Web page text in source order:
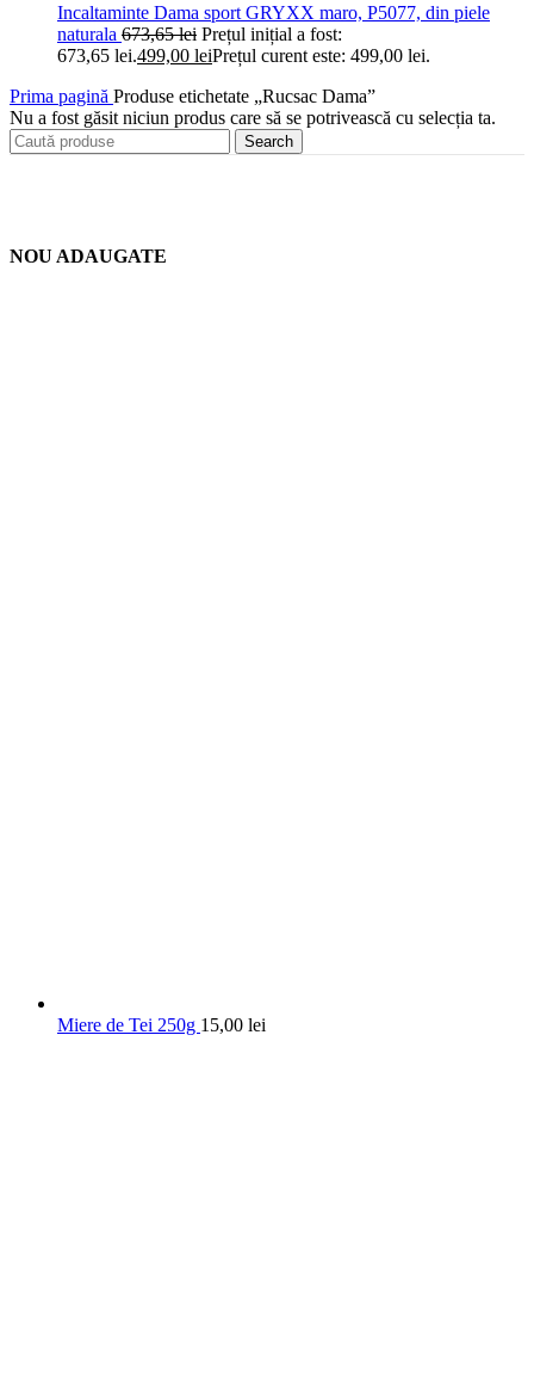
Incaltaminte Dama sport GRYXX maro, P5077, din piele
naturala 673,65lei Prețul inițial a fost:
673,65 lei.499,00 leiPrețul curent este: 499,00 lei.
Prima pagină Produse etichetate „Rucsac Dama”
Nu a fost găsit niciun produs care să se potrivească cu selecția ta.
Search
NOU ADAUGATE
Miere de Tei 250g 15,00 lei